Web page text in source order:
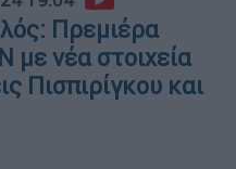
Πρεμιέρα
με νέα στοιχεία
Πισπιρίγκου και